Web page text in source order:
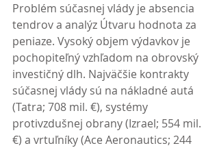
Problém súčasnej vlády je absencia
tendrov a analýz Útvaru hodnota za
peniaze. Vysoký objem výdavkov je
pochopiteľný vzhľadom na obrovský
investičný dlh. Najväčšie kontrakty
súčasnej vlády sú na nákladné autá
(Tatra; 708 mil. €), systémy
protivzdušnej obrany (Izrael; 554 mil.
€) a vrtuľníky (Ace Aeronautics; 244